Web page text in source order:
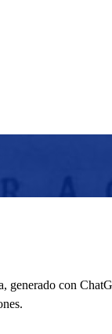
generado con